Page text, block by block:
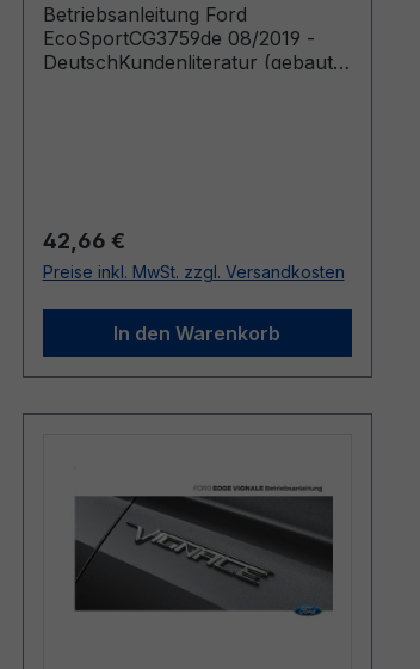
Betriebsanleitung Ford
EcoSportCG3759de 08/2019 -
DeutschKundenliteratur (gebaut
Regulärer Preis:
42,66 €
Preise inkl. MwSt. zzgl. Versandkosten
In den Warenkorb